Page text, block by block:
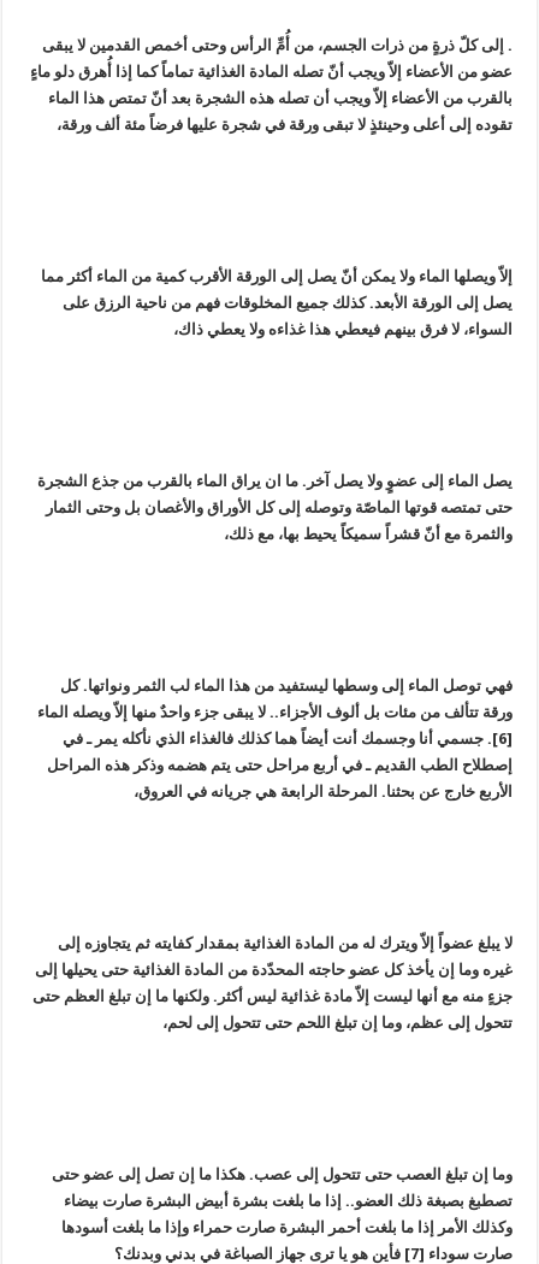
. إلى كلّ ذرةٍ من ذرات الجسم، من أُمِّ الرأس وحتى أخمص القدمين لا يبقى
عضو من الأعضاء إلاّ ويجب أنّ تصله المادة الغذائية تماماً كما إذا أُهرق دلو ماءٍ
بالقرب من الأعضاء إلاّ ويجب أن تصله هذه الشجرة بعد أنّ تمتص هذا الماء
تقوده إلى أعلى وحينئذٍ لا تبقى ورقة في شجرة عليها فرضاً مئة ألف ورقة،
إلاّ ويصلها الماء ولا يمكن أنّ يصل إلى الورقة الأقرب كمية من الماء أكثر مما
يصل إلى الورقة الأبعد. كذلك جميع المخلوقات فهم من ناحية الرزق على
السواء، لا فرق بينهم فيعطي هذا غذاءه ولا يعطي ذاك،
يصل الماء إلى عضوٍ ولا يصل آخر. ما ان يراق الماء بالقرب من جذع الشجرة
حتى تمتصه قوتها الماصّة وتوصله إلى كل الأوراق والأغصان بل وحتى الثمار
والثمرة مع أنّ قشراً سميكاً يحيط بها، مع ذلك،
فهي توصل الماء إلى وسطها ليستفيد من هذا الماء لب الثمر ونواتها. كل
ورقة تتألف من مئات بل ألوف الأجزاء.. لا يبقى جزء واحدٌ منها إلاّ ويصله الماء
[6]. جسمي أنا وجسمك أنت أيضاً هما كذلك فالغذاء الذي نأكله يمر ـ في
إصطلاح الطب القديم ـ في أربع مراحل حتى يتم هضمه وذكر هذه المراحل
الأربع خارج عن بحثنا. المرحلة الرابعة هي جريانه في العروق،
لا يبلغ عضواً إلاّ ويترك له من المادة الغذائية بمقدار كفايته ثم يتجاوزه إلى
غيره وما إن يأخذ كل عضو حاجته المحدّدة من المادة الغذائية حتى يحيلها إلى
جزءٍ منه مع أنها ليست إلاّ مادة غذائية ليس أكثر. ولكنها ما إن تبلغ العظم حتى
تتحول إلى عظم، وما إن تبلغ اللحم حتى تتحول إلى لحم،
وما إن تبلغ العصب حتى تتحول إلى عصب. هكذا ما إن تصل إلى عضو حتى
تصطبغ بصبغة ذلك العضو.. إذا ما بلغت بشرة أبيض البشرة صارت بيضاء
وكذلك الأمر إذا ما بلغت أحمر البشرة صارت حمراء وإذا ما بلغت أسودها
صارت سوداء [7] فأين هو يا ترى جهاز الصباغة في بدني وبدنك؟